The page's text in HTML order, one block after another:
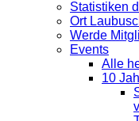
Statistiken
Ort
Werde
Events
Alle
10